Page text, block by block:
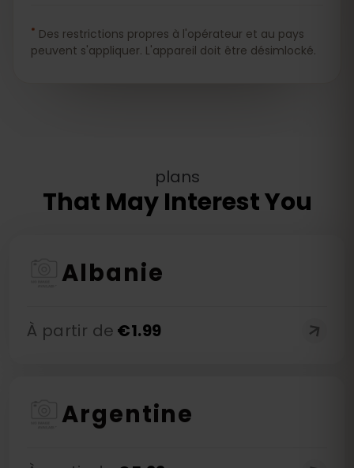
* Des restrictions propres à l'opérateur et au pays
peuvent s'appliquer. L'appareil doit être désimlocké.
plans
That May Interest You
Albanie
À partir de €1.99
Argentine